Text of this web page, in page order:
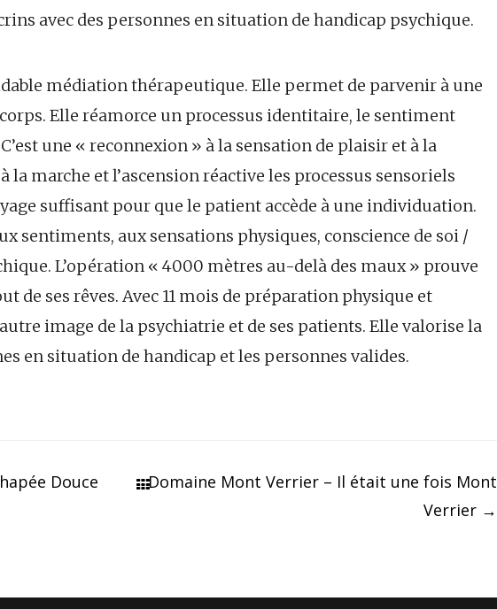
avec des personnes en situation de handicap psychique.
médiation thérapeutique. Elle permet de parvenir à une
Elle réamorce un processus identitaire, le sentiment
une « reconnexion » à la sensation de plaisir et à la
la marche et l’ascension réactive les processus sensoriels
suffisant pour que le patient accède à une individuation.
sentiments, aux sensations physiques, conscience de soi /
L’opération « 4000 mètres au-delà des maux » prouve
de ses rêves. Avec 11 mois de préparation physique et
image de la psychiatrie et de ses patients. Elle valorise la
en situation de handicap et les personnes valides.
Douce
Domaine Mont Verrier – Il était une fois Mont
Verrier →